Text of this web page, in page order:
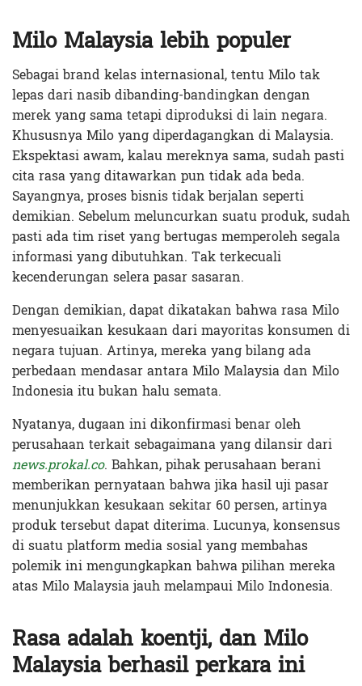
Milo Malaysia lebih populer
Sebagai brand kelas internasional, tentu Milo tak
lepas dari nasib dibanding-bandingkan dengan
merek yang sama tetapi diproduksi di lain negara.
Khususnya Milo yang diperdagangkan di Malaysia.
Ekspektasi awam, kalau mereknya sama, sudah pasti
cita rasa yang ditawarkan pun tidak ada beda.
Sayangnya, proses bisnis tidak berjalan seperti
demikian. Sebelum meluncurkan suatu produk, sudah
pasti ada tim riset yang bertugas memperoleh segala
informasi yang dibutuhkan. Tak terkecuali
kecenderungan selera pasar sasaran.
Dengan demikian, dapat dikatakan bahwa rasa Milo
menyesuaikan kesukaan dari mayoritas konsumen di
negara tujuan. Artinya, mereka yang bilang ada
perbedaan mendasar antara Milo Malaysia dan Milo
Indonesia itu bukan halu semata.
Nyatanya, dugaan ini dikonfirmasi benar oleh
perusahaan terkait sebagaimana yang dilansir dari
news.prokal.co. Bahkan, pihak perusahaan berani
memberikan pernyataan bahwa jika hasil uji pasar
menunjukkan kesukaan sekitar 60 persen, artinya
produk tersebut dapat diterima. Lucunya, konsensus
di suatu platform media sosial yang membahas
polemik ini mengungkapkan bahwa pilihan mereka
atas Milo Malaysia jauh melampaui Milo Indonesia.
Rasa adalah koentji, dan Milo
Malaysia berhasil perkara ini